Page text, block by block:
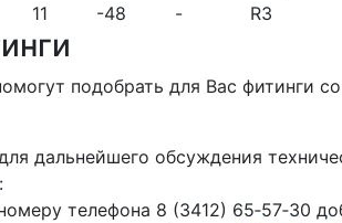
11 -48 - R3
подобрать для Вас фитинги
дальнейшего обсуждения
телефона 8 (3412) 65‑57‑30